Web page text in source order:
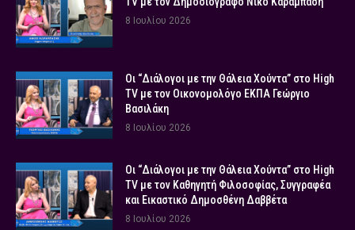
8 Ιουλίου 2026
Οι “Διάλογοι με την Θάλεια Χούντα” στο High
TV με τον Οικονομολόγο ΕΚΠΑ Γεώργιο
Βασιλάκη
8 Ιουλίου 2026
Οι “Διάλογοι με την Θάλεια Χούντα” στο High
TV με τον Καθηγητή Φιλοσοφίας, Συγγραφέα
και Εικαστικό Δημοσθένη Δαββέτα
8 Ιουλίου 2026